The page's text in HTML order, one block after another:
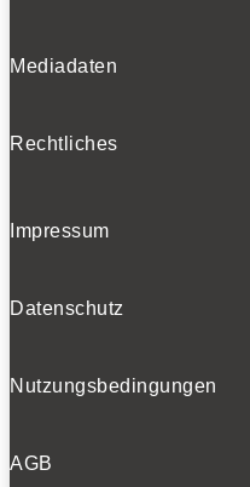
Mediadaten
Rechtliches
Impressum
Datenschutz
Nutzungsbedingungen
AGB